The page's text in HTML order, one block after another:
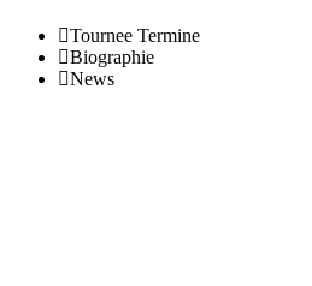
Tournee Termine
Biographie
News